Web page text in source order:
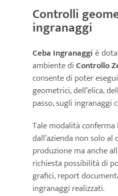
Controlli
ingranaggi
Ceba Ingranaggiè
ambiente diControllo
consente di poter
geometrici, dell’elica,
passo, sugli ingranaggi
Tale modalità conferma
dall’azienda non solo
produzione ma anche
richiesta possibilità di
grafici, report
ingranaggi realizzati.